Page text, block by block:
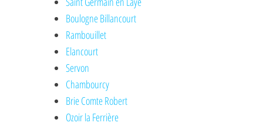
Boulogne Billancourt
Rambouillet
Elancourt
Servon
Chambourcy
Brie Comte Robert
Ozoir la Ferrière